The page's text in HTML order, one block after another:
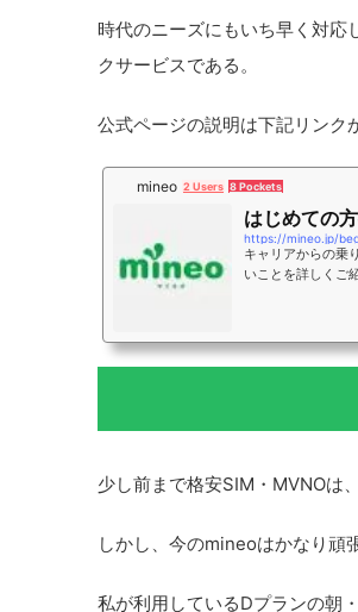
時代のニーズにもいち早く対応
クサービスである。
公式ページの説明は下記リンク
mineo 2 Users 8 Pockets
はじめての
https://mineo.jp/
キャリアからの乗
いことを詳しくご
少し前まで格安SIM・MVNOは
しかし、今のmineoはかなり頑
私が利用しているDプランの朝